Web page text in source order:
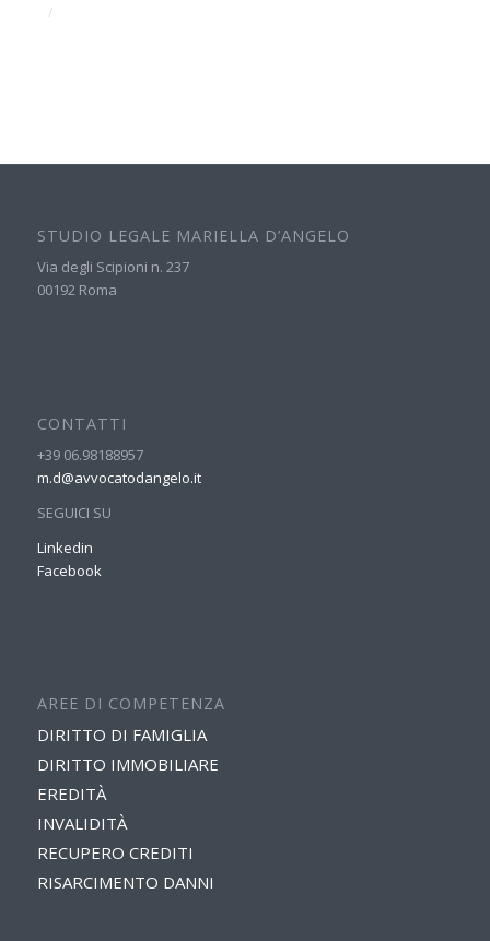
/
STUDIO LEGALE MARIELLA D’ANGELO
Via degli Scipioni n. 237
00192 Roma
CONTATTI
+39 06.98188957
m.d@avvocatodangelo.it
SEGUICI SU
Linkedin
Facebook
AREE DI COMPETENZA
DIRITTO DI FAMIGLIA
DIRITTO IMMOBILIARE
EREDITÀ
INVALIDITÀ
RECUPERO CREDITI
RISARCIMENTO DANNI